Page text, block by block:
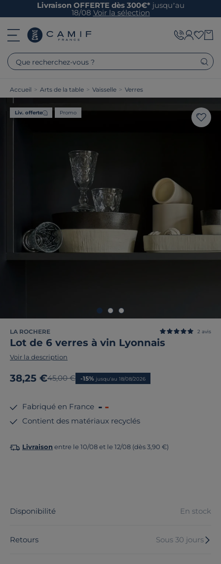
Livraison OFFERTE dès 300€* jusqu’au
18/08 Voir la sélection
Que recherchez-vous ?
Accueil > Arts de la table > Vaisselle > Verres
Liv. offerte Promo
LA ROCHERE
Lot de 6 verres à vin Lyonnais
2 avis
Voir la description
Nouveau prix
38,25 €Ancien prix
45,00 € -15% jusqu'au 18/08/2026
Fabriqué en France
Contient des matériaux recyclés
Livraison entre le 10/08 et le 12/08 (dès 3,90 €)
Disponibilité En stock
Retours Sous 30 jours